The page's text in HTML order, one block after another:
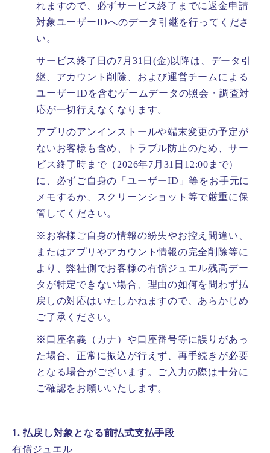
れますので、必ずサービス終了までに返金申請
対象ユーザーIDへのデータ引継を行ってくださ
い。
サービス終了日の7月31日(金)以降は、データ引
継、アカウント削除、および運営チームによる
ユーザーIDを含むゲームデータの照会・調査対
応が一切行えなくなります。
アプリのアンインストールや端末変更の予定が
ないお客様も含め、トラブル防止のため、サー
ビス終了時まで（2026年7月31日12:00まで）
に、必ずご自身の「ユーザーID」等をお手元に
メモするか、スクリーンショット等で厳重に保
管してください。
※お客様ご自身の情報の紛失やお控え間違い、
またはアプリやアカウント情報の完全削除等に
より、弊社側でお客様の有償ジュエル残高デー
タが特定できない場合、理由の如何を問わず払
戻しの対応はいたしかねますので、あらかじめ
ご了承ください。
※口座名義（カナ）や口座番号等に誤りがあっ
た場合、正常に振込が行えず、再手続きが必要
となる場合がございます。ご入力の際は十分に
ご確認をお願いいたします。
1. 払戻し対象となる前払式支払手段
有償ジュエル